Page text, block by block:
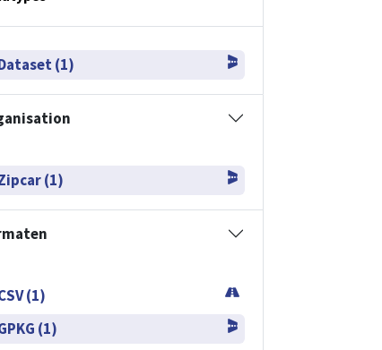
(1)
(1)
(1)
(1)